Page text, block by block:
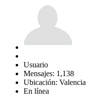
Usuario
Mensajes: 1,138
Ubicación: Valencia
En línea